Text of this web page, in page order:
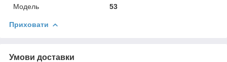
Модель
53
Приховати
Умови доставки